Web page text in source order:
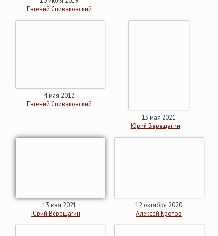
Евгений Спиваковский
4 мая 2012
Евгений Спиваковский
13 мая 2021
Юрий Верещагин
13 мая 2021
Юрий Верещагин
12 октября 2020
Алексей Кротов